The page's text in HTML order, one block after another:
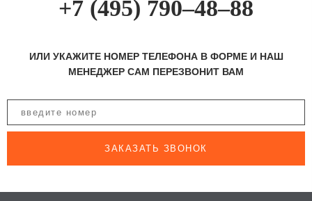
+7 (495) 790–48–88
ИЛИ УКАЖИТЕ НОМЕР ТЕЛЕФОНА В ФОРМЕ И НАШ
МЕНЕДЖЕР САМ ПЕРЕЗВОНИТ ВАМ
ЗАКАЗАТЬ ЗВОНОК